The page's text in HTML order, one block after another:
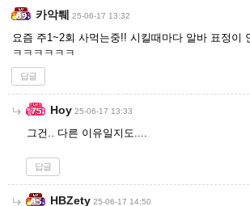
카악퉤 25-06-17 13:32
요즘 주1~2회 사먹는중!! 시킬때마다 알바 표정이
ㅋㅋㅋㅋㅋㅋ
답글
Hoy 25-06-17 13:33
그건.. 다른 이유일지도....
답글
HBZety 25-06-17 14:50